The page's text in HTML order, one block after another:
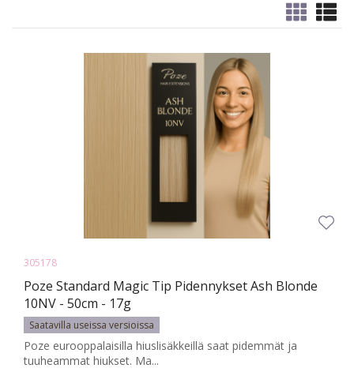
305178
Poze Standard Magic Tip Pidennykset Ash Blonde
10NV - 50cm - 17g
Saatavilla useissa versioissa
Poze eurooppalaisilla hiuslisäkkeillä saat pidemmät ja
tuuheammat hiukset. Ma...